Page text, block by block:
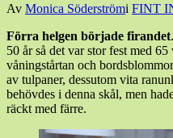
Den
april,
201710
april,
2017
Av Monica Söderströmi FINT
Förra helgen började firandet
50 år så det var stor fest med
våningstårtan och
av tulpaner, dessutom vita
behövdes i denna skål, men
räckt med färre.